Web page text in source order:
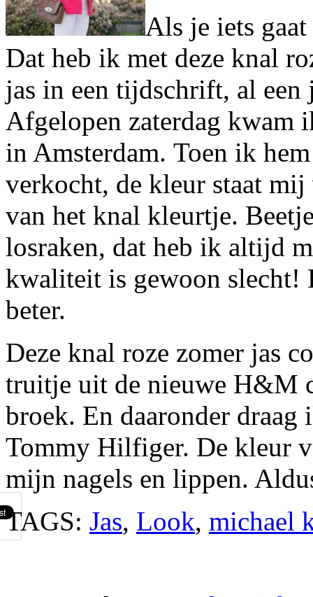
Als je iets
Dat heb ik met deze knal
jas in een tijdschrift, al een
Afgelopen zaterdag kwam
in Amsterdam. Toen ik
verkocht, de kleur staat
van het knal kleurtje.
losraken, dat heb ik altijd
kwaliteit is gewoon
beter.
Deze knal roze zomer jas
truitje uit de nieuwe H&M
broek. En daaronder
Tommy Hilfiger. De kleur
mijn nagels en lippen.
TAGS: Jas, Look, michael